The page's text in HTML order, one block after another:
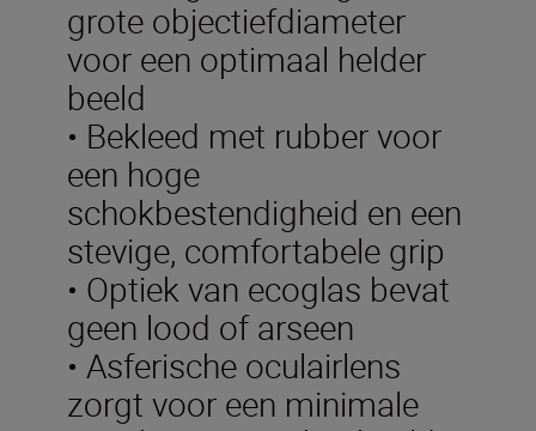
grote objectiefdiameter
voor een optimaal helder
beeld
• Bekleed met rubber voor
een hoge
schokbestendigheid en een
stevige, comfortabele grip
• Optiek van ecoglas bevat
geen lood of arseen
• Asferische oculairlens
zorgt voor een minimale